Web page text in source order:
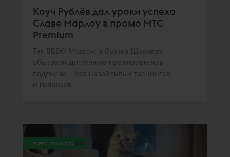
Коуч Рублёв дал уроки успеха
Славе Марлоу в промо МТС
Premium
Так BBDO Moscow и братья Шавкеро
обыграли доступную премиальность
подписки – без назойливых тренингов
и гипнозов
всего голосов: 158